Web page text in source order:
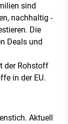
sind
nachhaltig -
Die
Deals und
der Rohstoff
in der EU.
Aktuell